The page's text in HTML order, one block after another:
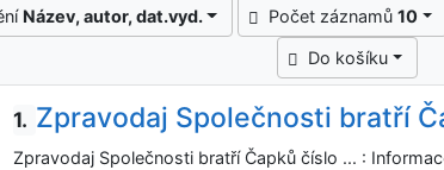
Název, autor, dat.vyd. Počet záznamů10
Do košíku
1. Zpravodaj Společnosti bratří
Zpravodaj Společnosti bratří Čapků číslo ... :